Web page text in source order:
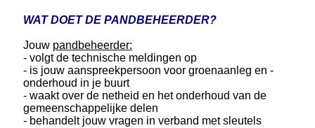
WAT DOET DE PANDBEHEERDER?
Jouw pandbeheerder:
- volgt de technische meldingen op
- is jouw aanspreekpersoon voor groenaanleg en -
onderhoud in je buurt
- waakt over de netheid en het onderhoud van de
gemeenschappelijke delen
- behandelt jouw vragen in verband met sleutels